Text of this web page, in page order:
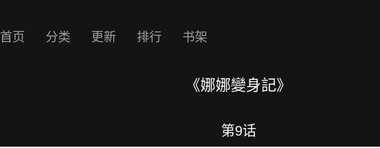
首页 分类 更新 排行 书架
《娜娜變身記》
第9话